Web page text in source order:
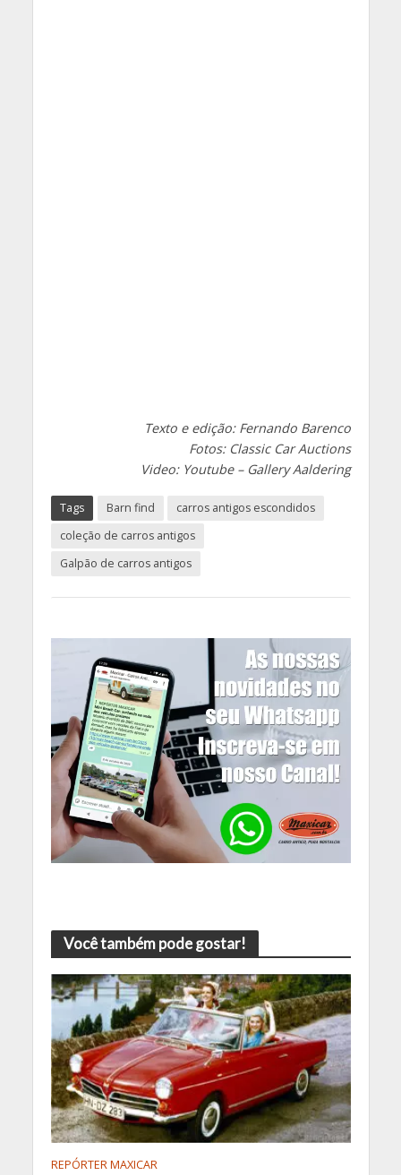
Texto e edição: Fernando Barenco
Fotos: Classic Car Auctions
Video: Youtube – Gallery Aaldering
Tags Barn find
carros antigos escondidos
coleção de carros antigos
Galpão de carros antigos
Você também pode gostar!
REPÓRTER MAXICAR